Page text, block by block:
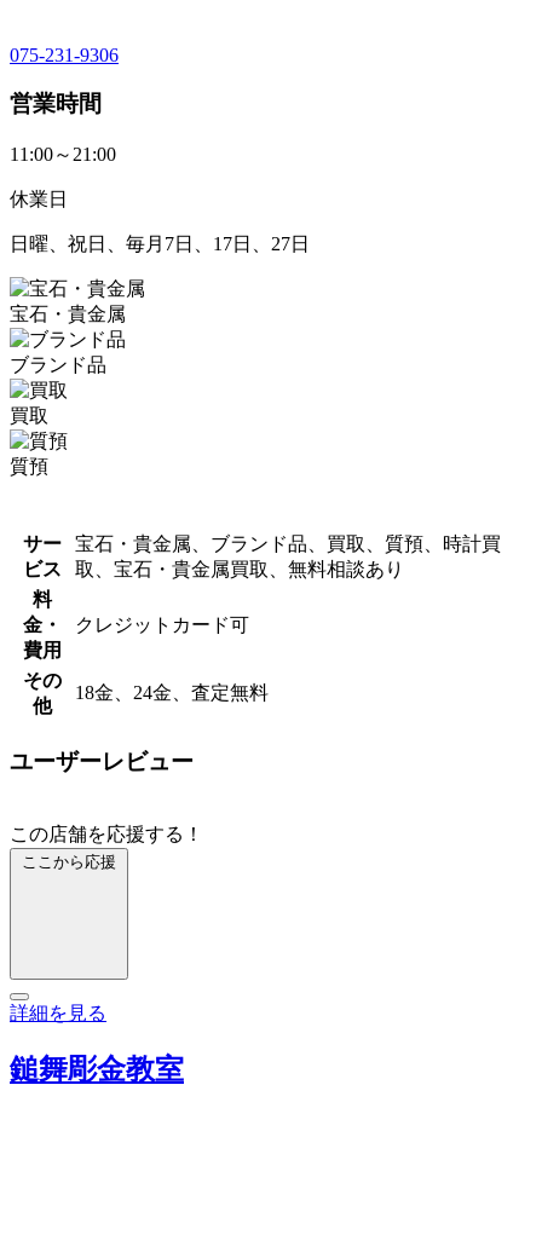
075-231-9306
営業時間
11:00～21:00
休業日
日曜、祝日、毎月7日、17日、27日
宝石・貴金属
ブランド品
買取
質預
サー
ビス
宝石・貴金属、ブランド品、買取、質預、時計買
取、宝石・貴金属買取、無料相談あり
料
金・
費用
クレジットカード可
その
他
18金、24金、査定無料
ユーザーレビュー
この店舗を応援する！
ここから応援
詳細を見る
鎚舞彫金教室